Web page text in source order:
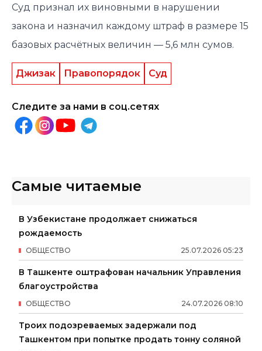
Суд признал их виновными в нарушении
закона и назначил каждому штраф в размере 15
базовых расчётных величин — 5,6 млн сумов.
Джизак Правопорядок Суд
Следите за нами в соц.сетях
Самые читаемые
В Узбекистане продолжает снижаться
рождаемость
25.07.2026 05:23
ОБЩЕСТВО
В Ташкенте оштрафован начальник Управления
благоустройства
24.07.2026 08:10
ОБЩЕСТВО
Троих подозреваемых задержали под
Ташкентом при попытке продать тонну соляной